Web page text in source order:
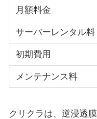
月額料金
サーバーレンタル料
初期費用
メンテナンス料
クリクラは、逆浸透